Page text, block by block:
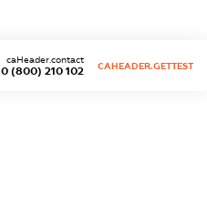
0 (800) 210 102
caHeader.contact
CAHEADER.GETTEST